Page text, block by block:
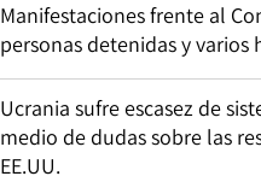
Manifestaciones frente al
personas detenidas y varios
Ucrania sufre escasez de
medio de dudas sobre las
EE.UU.